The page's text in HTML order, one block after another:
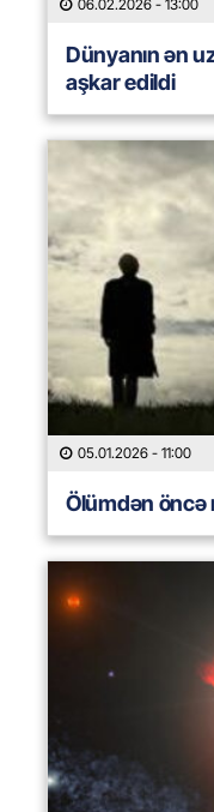
06.02.2026 - 13:00
Dünyanın ən
aşkar edildi
05.01.2026 - 11:00
Ölümdən öncə